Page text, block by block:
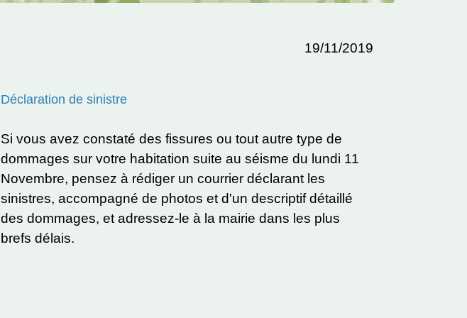
19/11/2019
Déclaration de sinistre
Si vous avez constaté des fissures ou tout autre type de
dommages sur votre habitation suite au séisme du lundi 11
Novembre, pensez à rédiger un courrier déclarant les
sinistres, accompagné de photos et d'un descriptif détaillé
des dommages, et adressez-le à la mairie dans les plus
brefs délais.